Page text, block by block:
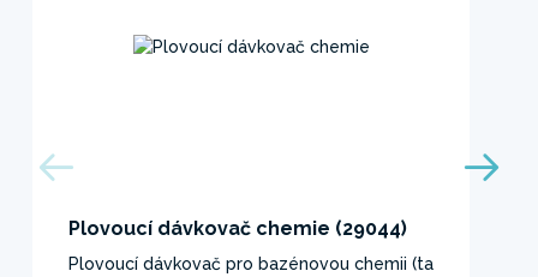
Plovoucí dávkovač chemie (29044)
Plovoucí dávkovač pro bazénovou chemii (ta